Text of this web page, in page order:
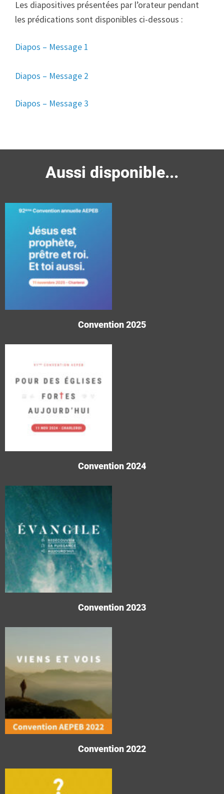
Les diapositives présentées par l’orateur pendant
les prédications sont disponibles ci-dessous :
Diapos – Message 1
Diapos – Message 2
Diapos – Message 3
Aussi disponible...
Convention 2025
Convention 2024
Convention 2023
Convention 2022